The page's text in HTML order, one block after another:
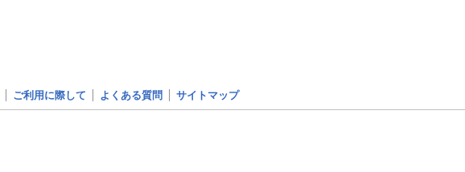
ご利用に際して よくある質問 サイトマップ